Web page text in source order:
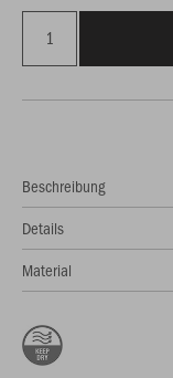
Beschreibung
Details
Material